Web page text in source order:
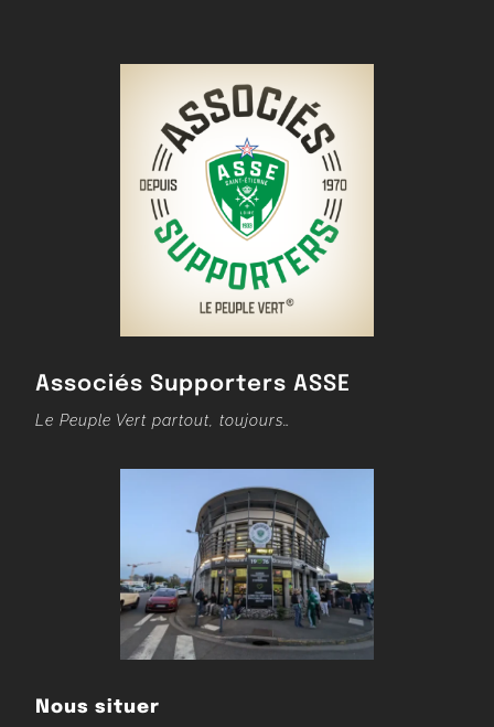
Associés Supporters ASSE
Le Peuple Vert partout, toujours…
Nous situer